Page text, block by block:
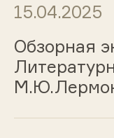
15.04.2025
Обзорная